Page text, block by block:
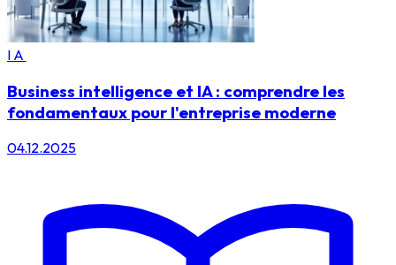
IA
Business intelligence et IA : comprendre les
fondamentaux pour l'entreprise moderne
04.12.2025